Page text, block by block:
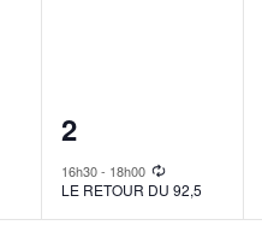
1
event,
2
16h30- 18h00
LE RETOUR DU 92,5